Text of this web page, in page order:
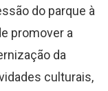
do parque à
promover a
da
culturais,